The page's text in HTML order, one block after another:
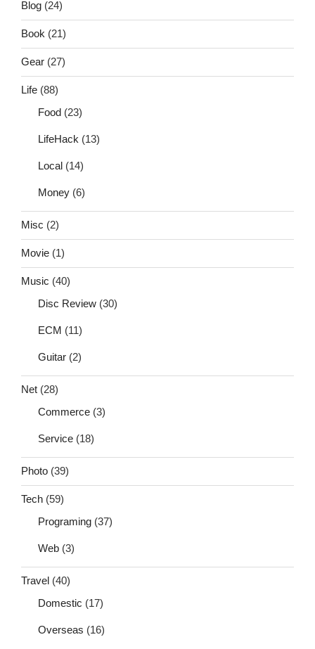
Blog (24)
Book (21)
Gear (27)
Life (88)
Food (23)
LifeHack (13)
Local (14)
Money (6)
Misc (2)
Movie (1)
Music (40)
Disc Review (30)
ECM (11)
Guitar (2)
Net (28)
Commerce (3)
Service (18)
Photo (39)
Tech (59)
Programing (37)
Web (3)
Travel (40)
Domestic (17)
Overseas (16)